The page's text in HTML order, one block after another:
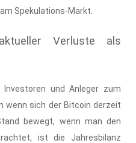
Spekulations-Markt.
Verluste als
Investoren und Anleger zum
wenn sich der Bitcoin derzeit
bewegt, wenn man den
ist die Jahresbilanz